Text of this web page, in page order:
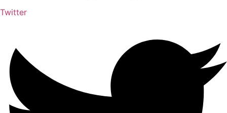
Twitter